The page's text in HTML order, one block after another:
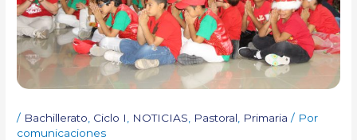
/ Bachillerato, Ciclo I, NOTICIAS, Pastoral, Primaria / Por
comunicaciones